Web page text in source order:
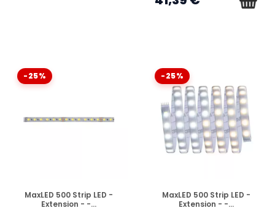
-25%
EN STOCK
MaxLED 500 Strip LED -
Extension - -...
-25%
EN STOCK
MaxLED 500 Strip LED -
Extension - -...